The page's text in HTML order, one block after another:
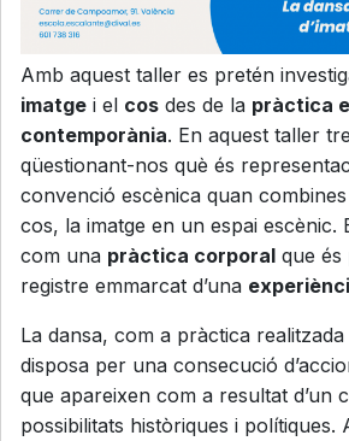
Amb aquest taller es pretén
imatge i el cos des de la pràctica
contemporània. En aquest taller
qüestionant-nos què és
convenció escènica quan
cos, la imatge en un espai escènic.
com una pràctica corporal que és
registre emmarcat d’una
La dansa, com a pràctica
disposa per una consecució
que apareixen com a resultat d’un
possibilitats històriques i polítiques.